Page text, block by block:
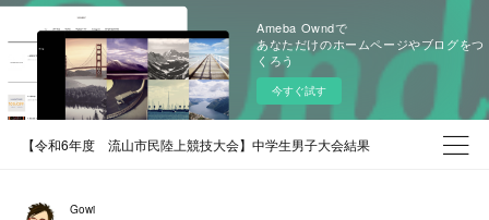
Ameba Owndで
あなただけのホームページやブログをつ
くろう
今すぐ試す
【令和6年度 流山市民陸上競技大会】中学生男子大会結果
Gowi